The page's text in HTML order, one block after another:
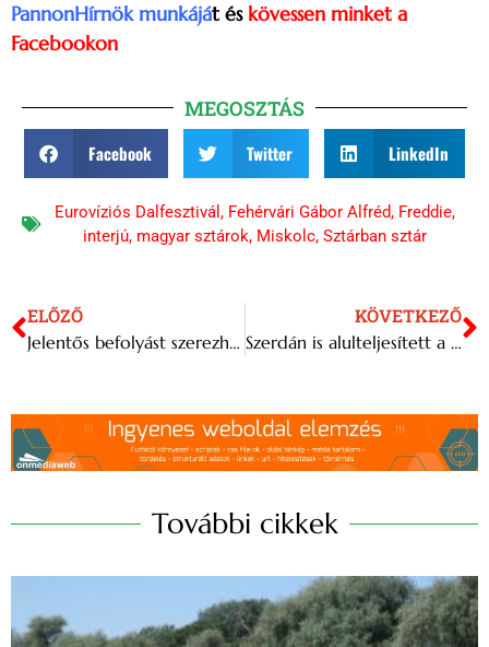
PannonHírnök munkáját és kövessen minket a
Facebookon
MEGOSZTÁS
Facebook Twitter LinkedIn
Eurovíziós Dalfesztivál , Fehérvári Gábor Alfréd, Freddie,
interjú, magyar sztárok, Miskolc, Sztárban sztár
ELŐZŐ
Jelentős befolyást szerezhet a CIG-ben a Hungarikum Biztosítási Alkusz Kft.
KÖVETKEZŐ
Szerdán is alulteljesített a BUX
További cikkek